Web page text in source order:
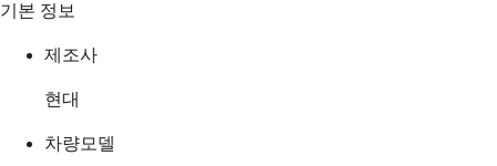
기본 정보
제조사
현대
차량모델